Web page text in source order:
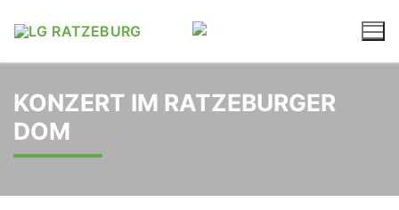
Inhalt
KONZERT IM RATZEBURGER
DOM